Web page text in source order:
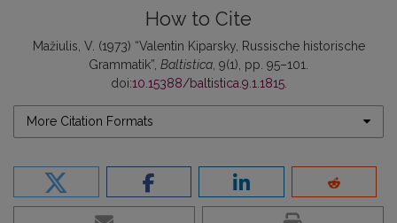
How to Cite
Mažiulis, V. (1973) “Valentin Kiparsky, Russische historische
Grammatik”, Baltistica , 9(1), pp. 95–101.
doi:10.15388/baltistica.9.1.1815.
More Citation Formats